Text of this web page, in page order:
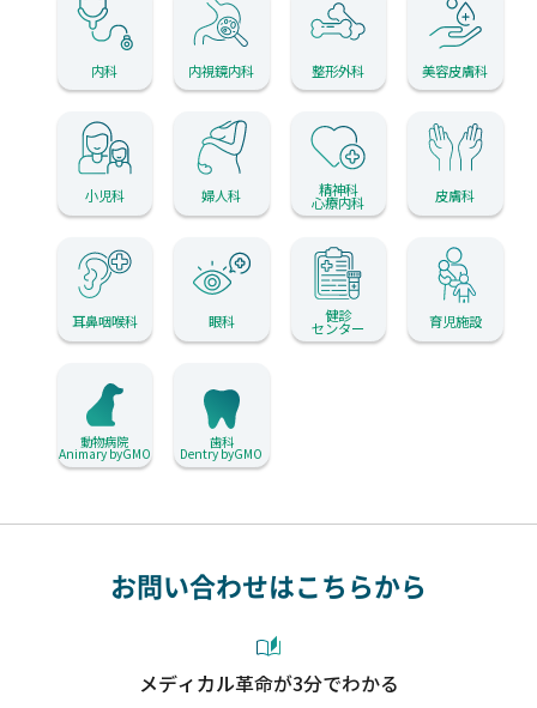
内科 内視鏡内科 整形外科 美容皮膚科
小児科 婦人科 精神科
心療内科 皮膚科
耳鼻咽喉科 眼科 健診
センター 育児施設
動物病院
Animary byGMO
歯科
Dentry byGMO
お問い合わせはこちらから
メディカル革命が3分でわかる